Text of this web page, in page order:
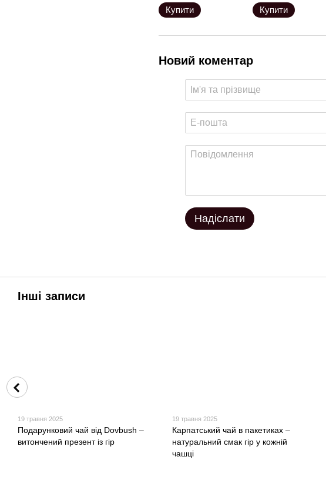
Купити Купити
Новий коментар
Надіслати
Інші записи
19 травня 2025
Подарунковий чай від Dovbush –
витончений презент із гір
19 травня 2025
Карпатський чай в пакетиках –
натуральний смак гір у кожній
чашці